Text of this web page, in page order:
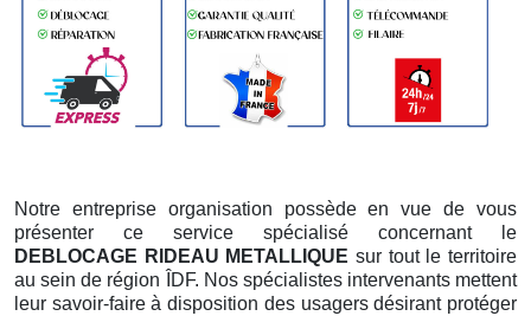
Notre entreprise organisation possède en vue de vous
présenter ce service spécialisé concernant le
DEBLOCAGE RIDEAU METALLIQUE sur tout le territoire
au sein de région ÎDF. Nos spécialistes intervenants mettent
leur savoir-faire à disposition des usagers désirant protéger